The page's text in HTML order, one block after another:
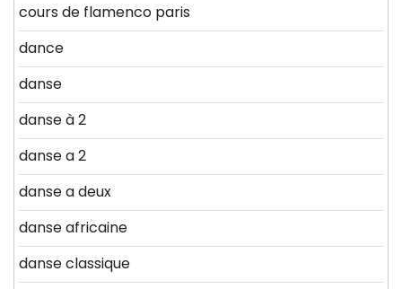
cours de flamenco paris
dance
danse
danse à 2
danse a 2
danse a deux
danse africaine
danse classique